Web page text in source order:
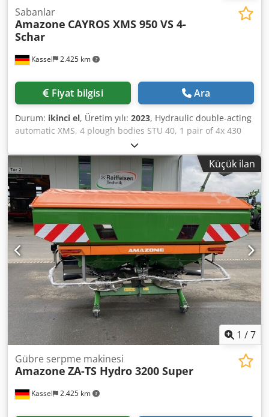
Kassel 2.425 km
Sabanlar
Amazone CAYROS XMS 950 VS 4-
Schar
Fiyat bilgisi Ara
Durum: ikinci el, Üretim yılı: 2023, Hydraulic double-acting
automatic XMS, 4 plough bodies STU 40, 1 pair of 4x 430
HD plough shares, 1 pair of wear protectors, 1 pair of 4x
M0 RH65-85 skimmers, disc coulter DM 500 for hydraulic
heavy-duty stone release, pendulum support wheel DM
680. Dcodpfjtvf Rwox Actjk
Küçük ilan
1 /7
Kassel 2.425 km
Gübre serpme makinesi
Amazone ZA-TS Hydro 3200 Super